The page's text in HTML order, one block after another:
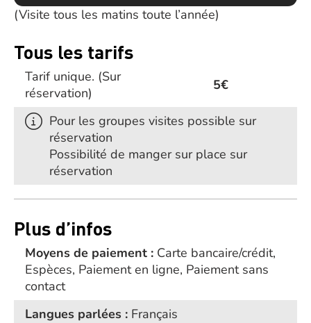
(Visite tous les matins toute l’année)
Tous les tarifs
Tarif unique. (Sur
réservation)
5€
Pour les groupes visites possible sur
réservation
Possibilité de manger sur place sur
réservation
Plus d’infos
Moyens de paiement : Carte bancaire/crédit,
Espèces, Paiement en ligne, Paiement sans
contact
Langues parlées : Français